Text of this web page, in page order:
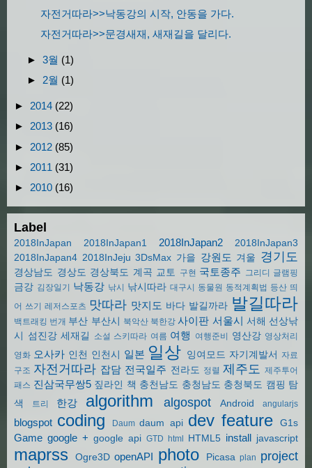
자전거따라>>낙동강의 시작, 안동을 가다.
자전거따라>>문경새재, 새재길을 달리다.
► 3월 (1)
► 2월 (1)
► 2014 (22)
► 2013 (16)
► 2012 (85)
► 2011 (31)
► 2010 (16)
Label
2018InJapan 2018InJapan1 2018InJapan2
2018InJapan3
2018InJapan4 2018InJeju 3DsMax 가을 강원도 겨울 경기도
경상남도 경상도 경상북도 계곡 교토 구현 국토종주 그리디 글램핑
금강 김장일기 낙동강 낚시 낚시따라 대구시 동물원 동적계획법 등산 띄
어 쓰기 레저스포츠 맛따라 맛지도 바다 발길까라 발길따라
백트래킹 번개 부산 부산시 북악산 북한강 사이판 서울시 서해 선상낚
시 섬진강 세재길 소설 스키따라 여름 여행 여행준비 영산강 영상처리
영화 오사카 인천 인천시 일본 일상 잉여모드 자기계발서 자료
구조 자전거따라 잡담 전국일주 전라도 정렬 제주도
제주투어
패스 진삼국무쌍5 짚라인 책 충천남도 충청남도 충청북도 캠핑 탐
색
트리 한강 algorithm algospot Android angularjs
blogspot coding Daum daum api dev feature G1s
Game google + google api GTD html HTML5 install javascript
maprss Ogre3D openAPI photo Picasa plan project